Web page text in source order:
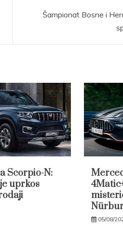
Šampionat Bosne i
Scorpio-N:
uprkos
05/08/